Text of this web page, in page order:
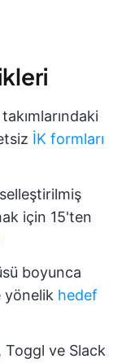
İK formları
için 15'ten
boyunca
yönelik hedef
Toggl ve Slack